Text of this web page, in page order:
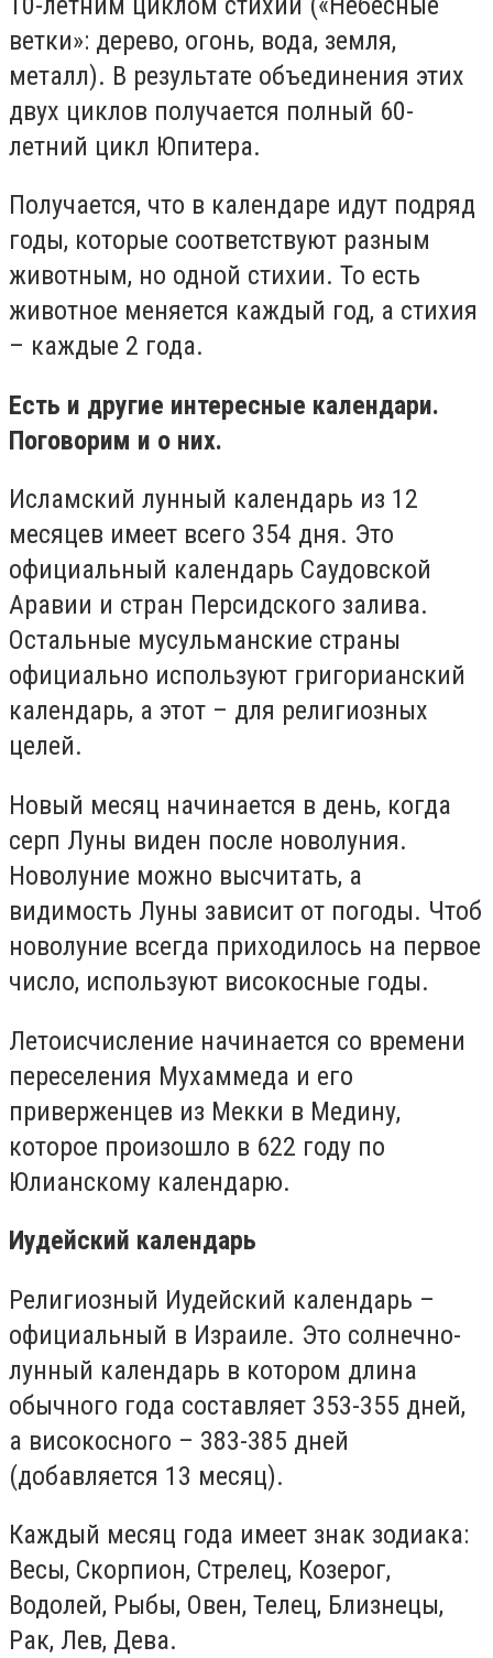
ветки»: дерево, огонь, вода, земля,
металл). В результате объединения этих
двух циклов получается полный 60-
летний цикл Юпитера.
Получается, что в календаре идут подряд
годы, которые соответствуют разным
животным, но одной стихии. То есть
животное меняется каждый год, а стихия
– каждые 2 года.
Есть и другие интересные календари.
Поговорим и о них.
Исламский лунный календарь из 12
месяцев имеет всего 354 дня. Это
официальный календарь Саудовской
Аравии и стран Персидского залива.
Остальные мусульманские страны
официально используют григорианский
календарь, а этот – для религиозных
целей.
Новый месяц начинается в день, когда
серп Луны виден после новолуния.
Новолуние можно высчитать, а
видимость Луны зависит от погоды. Чтоб
новолуние всегда приходилось на первое
число, используют високосные годы.
Летоисчисление начинается со времени
переселения Мухаммеда и его
приверженцев из Мекки в Медину,
которое произошло в 622 году по
Юлианскому календарю.
Иудейский календарь
Религиозный Иудейский календарь –
официальный в Израиле. Это солнечно-
лунный календарь в котором длина
обычного года составляет 353-355 дней,
а високосного – 383-385 дней
(добавляется 13 месяц).
Каждый месяц года имеет знак зодиака:
Весы, Скорпион, Стрелец, Козерог,
Водолей, Рыбы, Овен, Телец, Близнецы,
Рак, Лев, Дева.